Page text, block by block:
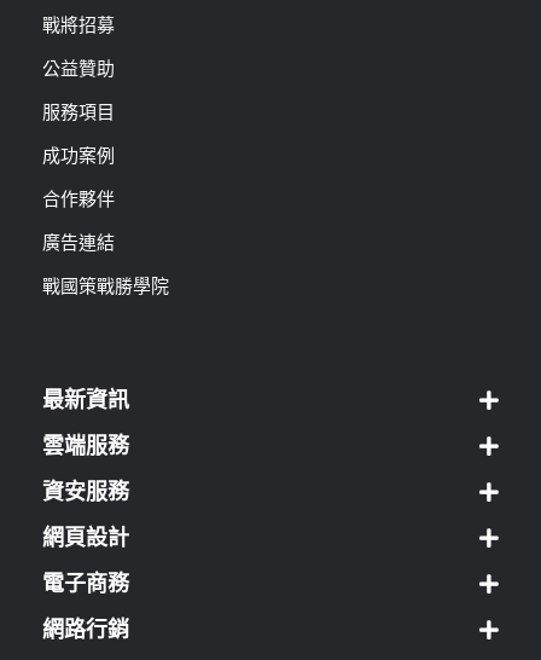
戰將招募
公益贊助
服務項目
成功案例
合作夥伴
廣告連結
戰國策戰勝學院
最新資訊
雲端服務
資安服務
網頁設計
電子商務
網路行銷